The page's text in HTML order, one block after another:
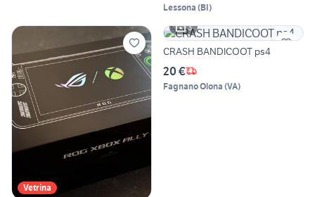
Lessona (BI)
Vetrina
3
CRASH BANDICOOT ps4
20 €
Fagnano Olona (VA)